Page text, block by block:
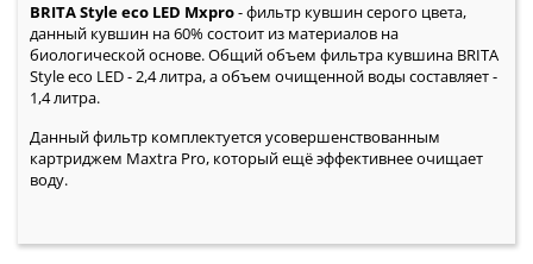
BRITA Style eco LED Mxpro- фильтр кувшин серого цвета,
данный кувшин на 60% состоит из материалов на
биологической основе. Общий объем фильтра кувшина BRITA
Style eco LED - 2,4 литра, а объем очищенной воды составляет -
1,4 литра.
Данный фильтр комплектуется усовершенствованным
картриджем Maxtra Pro, который ещё эффективнее очищает
воду.